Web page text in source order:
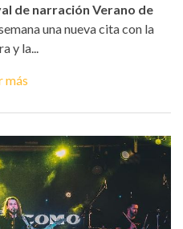
de narración Verano de
una nueva cita con la
y la...
más